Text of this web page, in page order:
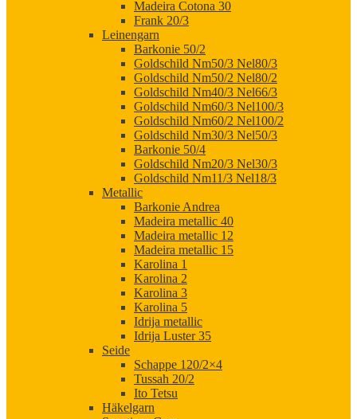
Madeira Cotona 30
Frank 20/3
Leinengarn
Barkonie 50/2
Goldschild Nm50/3 Nel80/3
Goldschild Nm50/2 Nel80/2
Goldschild Nm40/3 Nel66/3
Goldschild Nm60/3 Nel100/3
Goldschild Nm60/2 Nel100/2
Goldschild Nm30/3 Nel50/3
Barkonie 50/4
Goldschild Nm20/3 Nel30/3
Goldschild Nm11/3 Nel18/3
Metallic
Barkonie Andrea
Madeira metallic 40
Madeira metallic 12
Madeira metallic 15
Karolina 1
Karolina 2
Karolina 3
Karolina 5
Idrija metallic
Idrija Luster 35
Seide
Schappe 120/2×4
Tussah 20/2
Ito Tetsu
Häkelgarn